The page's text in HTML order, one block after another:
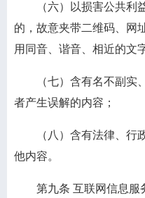
（六）以损害公共利
的，故意夹带二维码、网
用同音、谐音、相近的文
（七）含有名不副
者产生误解的内容；
（八）含有法律、
他内容。
第九条 互联网信息服